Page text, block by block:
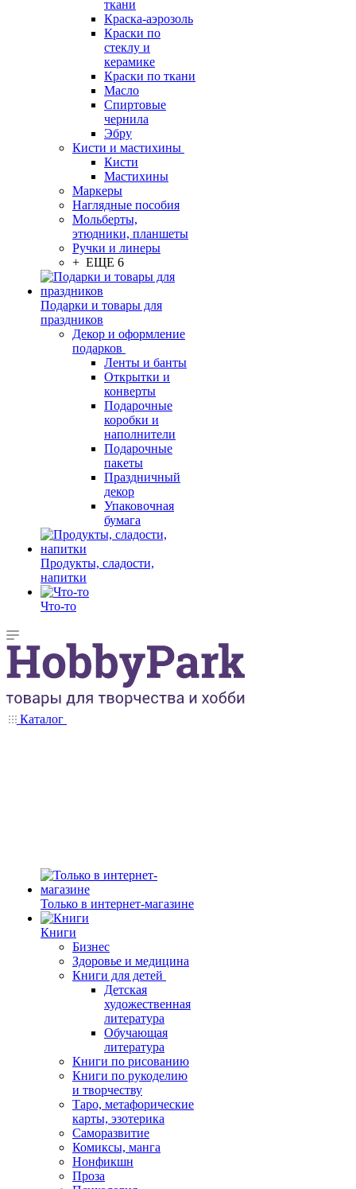
ткани
Краска-аэрозоль
Краски по
стеклу и
керамике
Краски по ткани
Масло
Спиртовые
чернила
Эбру
Кисти и мастихины
Кисти
Мастихины
Маркеры
Наглядные пособия
Мольберты,
этюдники, планшеты
Ручки и линеры
+ ЕЩЕ 6
Подарки и товары для
праздников
Декор и оформление
подарков
Ленты и банты
Открытки и
конверты
Подарочные
коробки и
наполнители
Подарочные
пакеты
Праздничный
декор
Упаковочная
бумага
Продукты, сладости,
напитки
Что-то
Каталог
Только в интернет-магазине
Книги
Бизнес
Здоровье и медицина
Книги для детей
Детская
художественная
литература
Обучающая
литература
Книги по рисованию
Книги по рукоделию
и творчеству
Таро, метафорические
карты, эзотерика
Саморазвитие
Комиксы, манга
Нонфикшн
Проза